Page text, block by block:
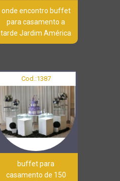
onde encontro buffet
para casamento a
tarde Jardim América
Cod.:1387
buffet para
casamento de 150